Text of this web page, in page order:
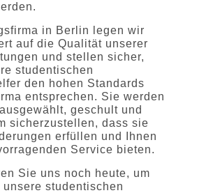
in Berlin legen wir
auf die Qualität unserer
und stellen sicher,
studentischen
den hohen Standards
entsprechen. Sie werden
geschult und
sicherzustellen, dass sie
erfüllen und Ihnen
Service bieten.
Sie uns noch heute, um
unsere studentischen